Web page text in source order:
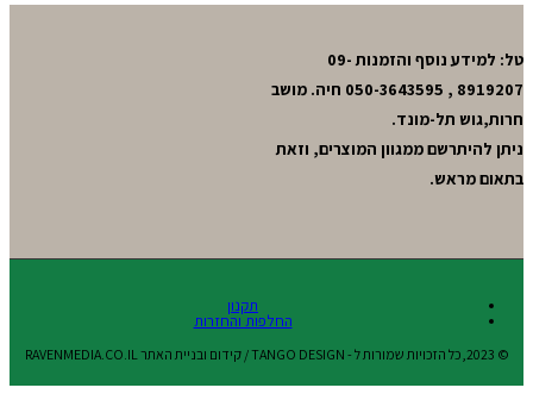
טל: למידע נוסף והזמנות 09-
8919207 , 050-3643595 חיה. מושב
חרות,גוש תל-מונד.
ניתן להיתרשם ממגוון המוצרים, וזאת
בתאום מראש.
תקנון
החלפות והחזרות
© 2023,כל הזכויות שמורות ל - TANGO DESIGN / קידום ובניית האתר RAVENMEDIA.CO.IL